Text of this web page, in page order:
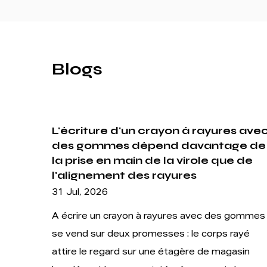
Blogs
Les crayons de couleur en bois à
double extrémité résolvent un
problème de transport mais créent
un problème structurel
24 Jul, 2026
Livres à colorier. Carnets de croquis. Projets
artistiques en classe. Illustration
Partout où la couleur touche le papier,